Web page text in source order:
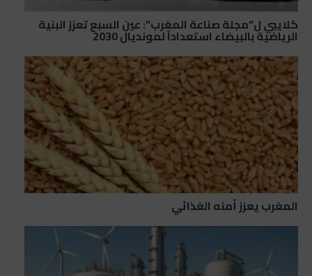
كلايبي ل”مجلة صناعة المغرب”: عين السبع تعزز البنية
الرياضية بالبيضاء استعداداً لمونديال 2030
المغرب يعزز أمنه الغذائي